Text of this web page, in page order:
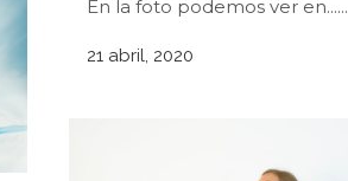
En la foto podemos ver en......
21 abril, 2020